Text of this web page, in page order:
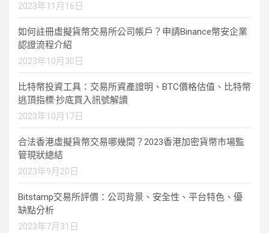
2023年11月16日
如何註冊虛擬貨幣交易所公司帳戶？申請Binance幣安企業
認證流程介紹
2023年10月30日
比特幣投資工具：交易所資產證明、BTC價格估值、比特幣
逃頂指標·抄底買入訊號解讀
2023年10月17日
合法香港虛擬貨幣交易哪幾間？2023香港加密貨幣市場監
管現狀總結
2023年9月20日
Bitstamp交易所評價：公司背景、安全性、平台特色、優
缺點分析
2023年7月31日